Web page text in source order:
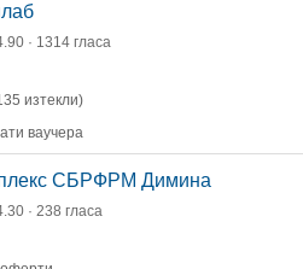
· 1314 гласа
изтекли)
ваучера
СБРФРМ Димина
· 238 гласа